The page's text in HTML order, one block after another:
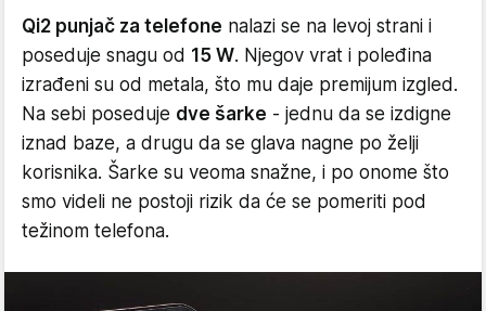
Qi2 punjač za telefone nalazi se na levoj strani i
poseduje snagu od 15 W. Njegov vrat i poleđina
izrađeni su od metala, što mu daje premijum izgled.
Na sebi poseduje dve šarke - jednu da se izdigne
iznad baze, a drugu da se glava nagne po želji
korisnika. Šarke su veoma snažne, i po onome što
smo videli ne postoji rizik da će se pomeriti pod
težinom telefona.